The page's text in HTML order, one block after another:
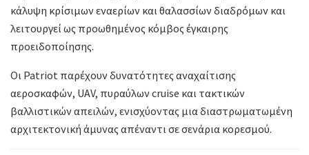
κάλυψη κρίσιμων εναερίων και θαλασσίων διαδρόμων και
λειτουργεί ως προωθημένος κόμβος έγκαιρης
προειδοποίησης.
Οι Patriot παρέχουν δυνατότητες αναχαίτισης
αεροσκαφών, UAV, πυραύλων cruise και τακτικών
βαλλιστικών απειλών, ενισχύοντας μια διαστρωματωμένη
αρχιτεκτονική άμυνας απέναντι σε σενάρια κορεσμού.